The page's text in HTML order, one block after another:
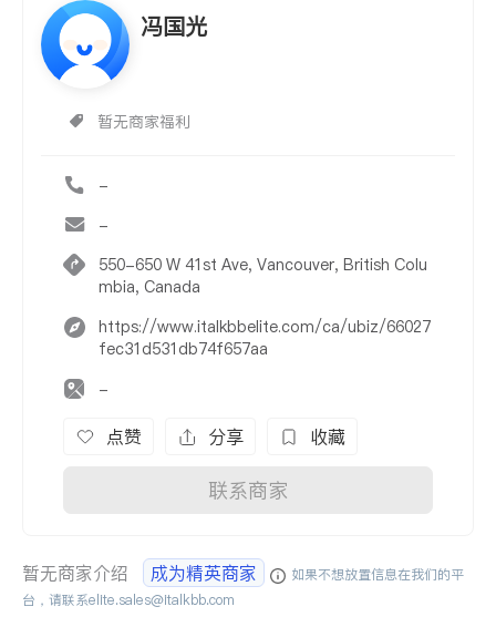
冯国光
暂无商家福利
-
-
550-650 W 41st Ave, Vancouver, British Colu
mbia, Canada
https://www.italkbbelite.com/ca/ubiz/66027
fec31d531db74f657aa
-
点赞 分享 收藏
联系商家
暂无商家介绍 成为精英商家
如果不想放置信息在我们的平
台，请联系elite.sales@italkbb.com